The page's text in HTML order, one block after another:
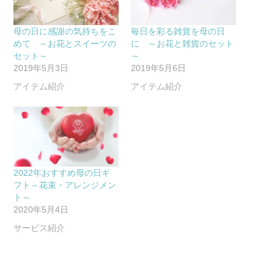
母の日に感謝の気持ちをこ
めて ～お花とスイーツの
セット～
2019年5月3日
アイテム紹介
毎日を彩る雑貨を母の日
に ～お花と雑貨のセット
～
2019年5月6日
アイテム紹介
2022年おすすめ母の日ギ
フト～花束・アレンジメン
ト～
2020年5月4日
サービス紹介